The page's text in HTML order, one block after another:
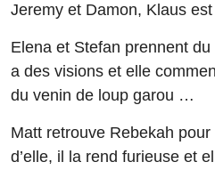
Jeremy et Damon, Klaus
Elena et Stefan prennent
a des visions et elle
du venin de loup garou …
Matt retrouve Rebekah pour
d’elle, il la rend furieuse et